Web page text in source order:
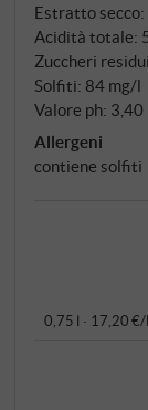
Estratto
Acidità totale:
Zuccheri
Solfiti: 84 mg/l
Valore ph: 3,40
Allergeni
contiene solfiti
0,75 l · 17,20 €/l